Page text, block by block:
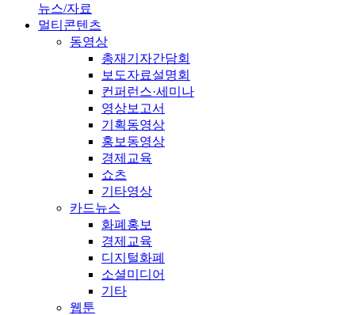
뉴스/자료
멀티콘텐츠
동영상
총재기자간담회
보도자료설명회
컨퍼런스·세미나
영상보고서
기획동영상
홍보동영상
경제교육
쇼츠
기타영상
카드뉴스
화폐홍보
경제교육
디지털화폐
소셜미디어
기타
웹툰